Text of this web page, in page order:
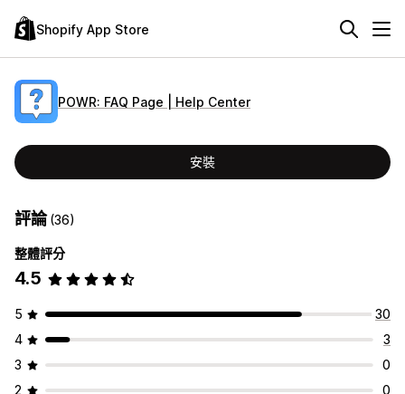
Shopify App Store
POWR: FAQ Page | Help Center
安裝
評論(36)
整體評分
4.5
5
30
4
3
3
0
2
0